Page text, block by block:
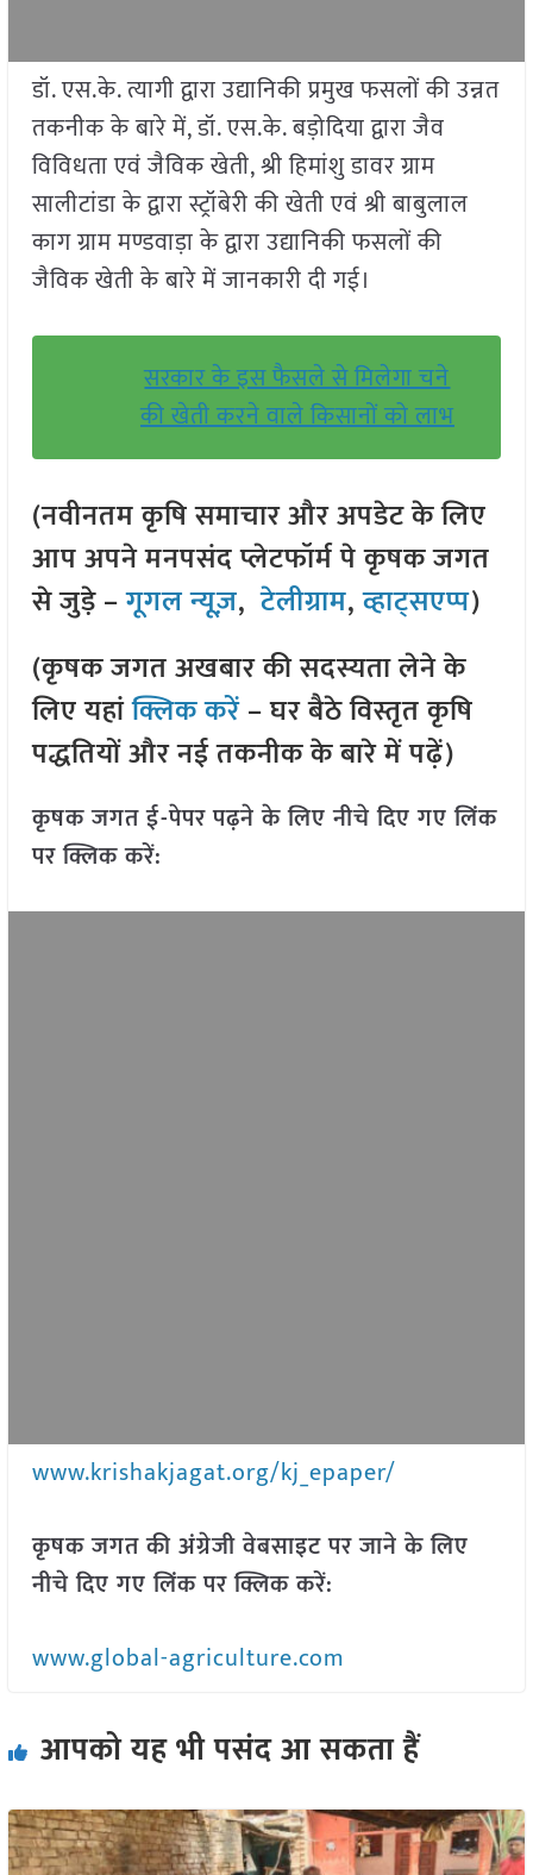
डॉ. एस.के. त्यागी द्वारा उद्यानिकी प्रमुख फसलों की उन्नत
तकनीक के बारे में, डॉ. एस.के. बड़ोदिया द्वारा जैव
विविधता एवं जैविक खेती, श्री हिमांशु डावर ग्राम
सालीटांडा के द्वारा स्ट्रॉबेरी की खेती एवं श्री बाबुलाल
काग ग्राम मण्डवाड़ा के द्वारा उद्यानिकी फसलों की
जैविक खेती के बारे में जानकारी दी गई।
सरकार के इस फैसले से मिलेगा चने
की खेती करने वाले किसानों को लाभ
(नवीनतम कृषि समाचार और अपडेट के लिए
आप अपने मनपसंद प्लेटफॉर्म पे कृषक जगत
से जुड़े –गूगल न्यूज़,टेलीग्राम,व्हाट्सएप्प)
(कृषक जगत अखबार की सदस्यता लेने के
लिए यहांक्लिक करें– घर बैठे विस्तृत कृषि
पद्धतियों और नई तकनीक के बारे में पढ़ें)
कृषक जगत ई-पेपर पढ़ने के लिए नीचे दिए गए लिंक
पर क्लिक करें:
www.krishakjagat.org/kj_epaper/
कृषक जगत की अंग्रेजी वेबसाइट पर जाने के लिए
नीचे दिए गए लिंक पर क्लिक करें:
www.global-agriculture.com
आपको यह भी पसंद आ सकता हैं